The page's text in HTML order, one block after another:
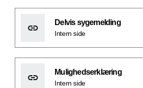
Delvis sygemelding
Intern side
Mulighedserklæring
Intern side